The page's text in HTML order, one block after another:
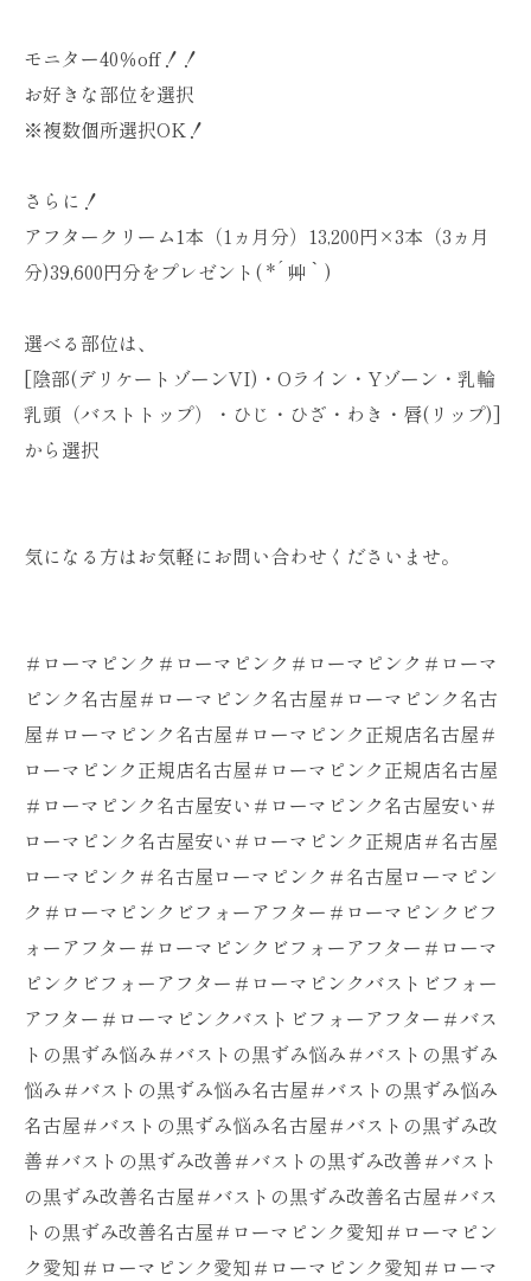
モニター40％off！！
お好きな部位を選択
※複数個所選択OK！
さらに！
アフタークリーム1本（1ヵ月分）13,200円×3本（3ヵ月
分)39,600円分をプレゼント( *´艸｀)
選べる部位は、
[陰部(デリケートゾーンVI)・Oライン・Yゾーン・乳輪
乳頭（バストトップ）・ひじ・ひざ・わき・唇(リップ)]
から選択
気になる方はお気軽にお問い合わせくださいませ。
＃ローマピンク＃ローマピンク＃ローマピンク＃ローマ
ピンク名古屋＃ローマピンク名古屋＃ローマピンク名古
屋＃ローマピンク名古屋＃ローマピンク正規店名古屋＃
ローマピンク正規店名古屋＃ローマピンク正規店名古屋
＃ローマピンク名古屋安い＃ローマピンク名古屋安い＃
ローマピンク名古屋安い＃ローマピンク正規店＃名古屋
ローマピンク＃名古屋ローマピンク＃名古屋ローマピン
ク＃ローマピンクビフォーアフター＃ローマピンクビフ
ォーアフター＃ローマピンクビフォーアフター＃ローマ
ピンクビフォーアフター＃ローマピンクバストビフォー
アフター＃ローマピンクバストビフォーアフター＃バス
トの黒ずみ悩み＃バストの黒ずみ悩み＃バストの黒ずみ
悩み＃バストの黒ずみ悩み名古屋＃バストの黒ずみ悩み
名古屋＃バストの黒ずみ悩み名古屋＃バストの黒ずみ改
善＃バストの黒ずみ改善＃バストの黒ずみ改善＃バスト
の黒ずみ改善名古屋＃バストの黒ずみ改善名古屋＃バス
トの黒ずみ改善名古屋＃ローマピンク愛知＃ローマピン
ク愛知＃ローマピンク愛知＃ローマピンク愛知＃ローマ